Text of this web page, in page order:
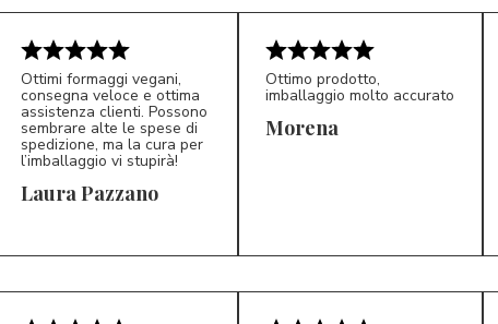
LP 5/5
Ottimi formaggi vegani,
consegna veloce e ottima
assistenza clienti. Possono
sembrare alte le spese di
spedizione, ma la cura per
l’imballaggio vi stupirà!
Laura Pazzano
Ottimo prodotto,
imballaggio molto accurato
Morena